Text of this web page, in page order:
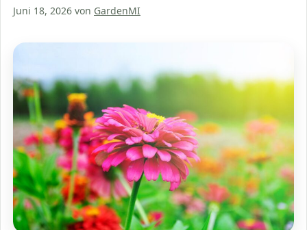
Juni 18, 2026 von GardenMI